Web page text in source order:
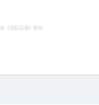
《隐私保障》 条例